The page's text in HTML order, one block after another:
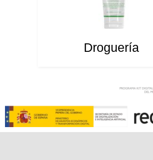
Droguería